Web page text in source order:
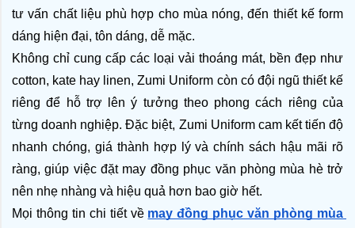
tư vấn chất liệu phù hợp cho mùa nóng, đến thiết kế form
dáng hiện đại, tôn dáng, dễ mặc.
Không chỉ cung cấp các loại vải thoáng mát, bền đẹp như
cotton, kate hay linen, Zumi Uniform còn có đội ngũ thiết kế
riêng để hỗ trợ lên ý tưởng theo phong cách riêng của
từng doanh nghiệp. Đặc biệt, Zumi Uniform cam kết tiến độ
nhanh chóng, giá thành hợp lý và chính sách hậu mãi rõ
ràng, giúp việc đặt may đồng phục văn phòng mùa hè trở
nên nhẹ nhàng và hiệu quả hơn bao giờ hết.
Mọi thông tin chi tiết về may đồng phục văn phòng mùa